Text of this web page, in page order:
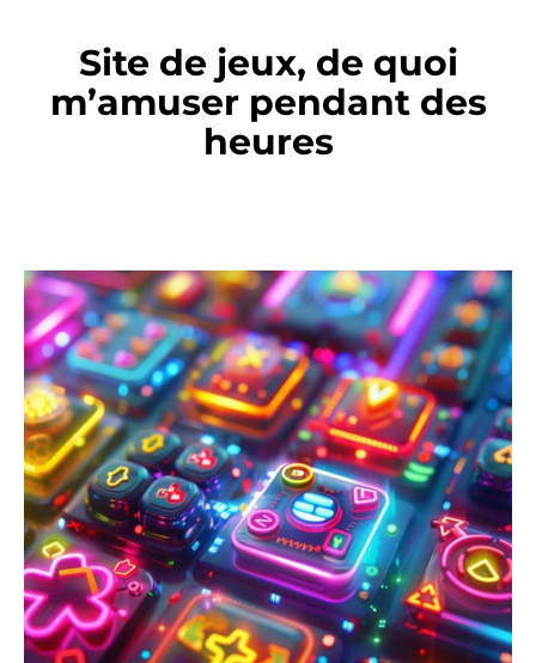
Site de jeux, de quoi
m’amuser pendant des
heures